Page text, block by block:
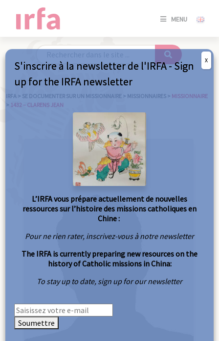
MENU
SE
/
IRFA > SE DOCUMENTER SUR UN MISSIONNAIRE > MISSIONNAIRES > MISSIONNAIRE
> 1432 – CLARENS JEAN
S'inscrire à la newsletter de l'IRFA - Sign
up for the IRFA newsletter
L’IRFA vous prépare actuellement de nouvelles
ressources sur l’histoire des missions catholiques en
Chine :
Pour ne rien rater, inscrivez-vous à notre newsletter
The IRFA is currently preparing new resources on the
history of Catholic missions in China:
To stay up to date, sign up for our newsletter
Soumettre
X